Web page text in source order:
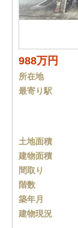
988万円
所在地
最寄り駅
土地面積
建物面積
間取り
階数
築年月
建物現況